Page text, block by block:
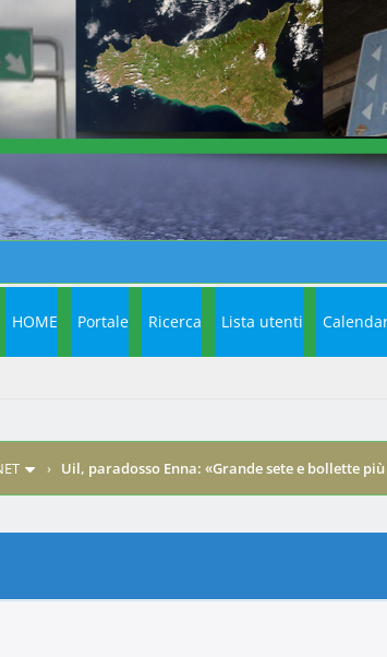
HOME Portale Ricerca Lista utenti
› Uil, paradosso Enna: «Grande sete e bollette